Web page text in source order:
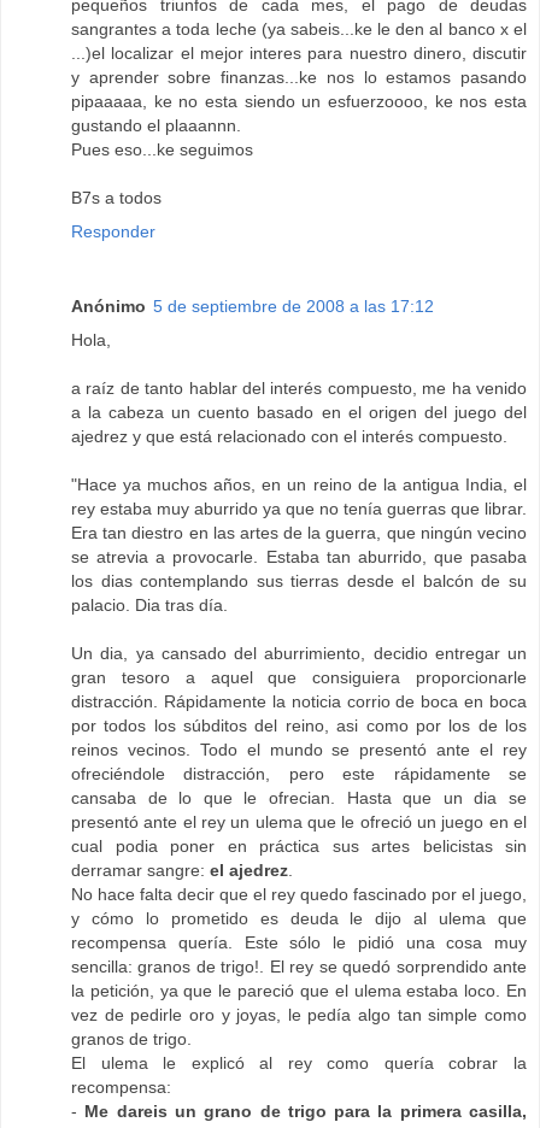
pequeños triunfos de cada mes, el pago de deudas
sangrantes a toda leche (ya sabeis...ke le den al banco x el
...)el localizar el mejor interes para nuestro dinero, discutir
y aprender sobre finanzas...ke nos lo estamos pasando
pipaaaaa, ke no esta siendo un esfuerzoooo, ke nos esta
gustando el plaaannn.
Pues eso...ke seguimos
B7s a todos
Responder
Anónimo 5 de septiembre de 2008 a las 17:12
Hola,
a raíz de tanto hablar del interés compuesto, me ha venido
a la cabeza un cuento basado en el origen del juego del
ajedrez y que está relacionado con el interés compuesto.
"Hace ya muchos años, en un reino de la antigua India, el
rey estaba muy aburrido ya que no tenía guerras que librar.
Era tan diestro en las artes de la guerra, que ningún vecino
se atrevia a provocarle. Estaba tan aburrido, que pasaba
los dias contemplando sus tierras desde el balcón de su
palacio. Dia tras día.
Un dia, ya cansado del aburrimiento, decidio entregar un
gran tesoro a aquel que consiguiera proporcionarle
distracción. Rápidamente la noticia corrio de boca en boca
por todos los súbditos del reino, asi como por los de los
reinos vecinos. Todo el mundo se presentó ante el rey
ofreciéndole distracción, pero este rápidamente se
cansaba de lo que le ofrecian. Hasta que un dia se
presentó ante el rey un ulema que le ofreció un juego en el
cual podia poner en práctica sus artes belicistas sin
derramar sangre: el ajedrez.
No hace falta decir que el rey quedo fascinado por el juego,
y cómo lo prometido es deuda le dijo al ulema que
recompensa quería. Este sólo le pidió una cosa muy
sencilla: granos de trigo!. El rey se quedó sorprendido ante
la petición, ya que le pareció que el ulema estaba loco. En
vez de pedirle oro y joyas, le pedía algo tan simple como
granos de trigo.
El ulema le explicó al rey como quería cobrar la
recompensa:
- Me dareis un grano de trigo para la primera casilla,